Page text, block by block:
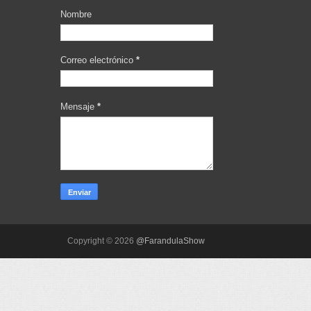
Nombre
Correo electrónico *
Mensaje *
Copyright © 2026 @FarandulaShow